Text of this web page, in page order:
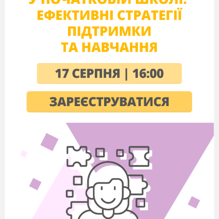
ходу наступному гравцю, кажучи: «ПАС».
За чесністю та прозорістю гри спостерігає
компетентне у складі:
Крім того,члени журі будуть вести
статистичний облік.
А за часом буде спостерігатиОлександр
Васильович.
Ведучий
Тож я починаю 1 раунд!
Першим на запитання відповідає гравець,